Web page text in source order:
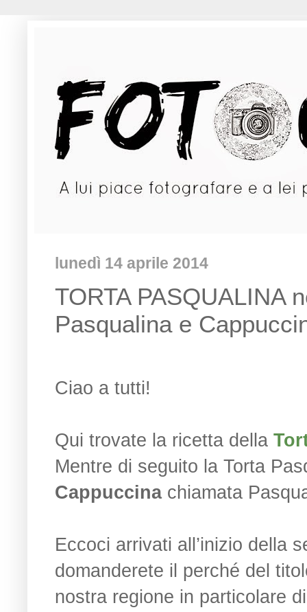
lunedì 14 aprile 2014
TORTA PASQUALINA
Pasqualina e
Ciao a tutti!
Qui trovate la ricetta della
Mentre di seguito la Torta
Cappuccinachiamata
Eccoci arrivati all’inizio della
domanderete il perché del
nostra regione in particolare